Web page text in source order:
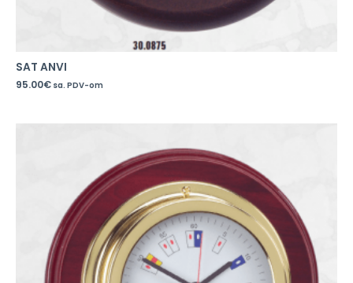
SAT ANVI
95.00€ sa. PDV-om